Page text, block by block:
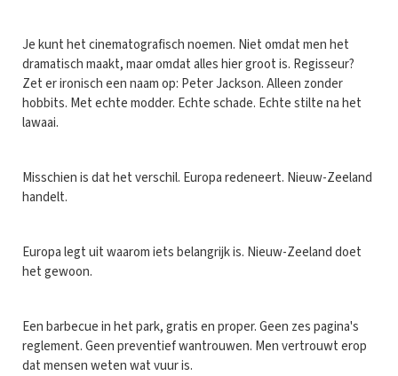
Je kunt het cinematografisch noemen. Niet omdat men het
dramatisch maakt, maar omdat alles hier groot is. Regisseur?
Zet er ironisch een naam op: Peter Jackson. Alleen zonder
hobbits. Met echte modder. Echte schade. Echte stilte na het
lawaai.
Misschien is dat het verschil. Europa redeneert. Nieuw-Zeeland
handelt.
Europa legt uit waarom iets belangrijk is. Nieuw-Zeeland doet
het gewoon.
Een barbecue in het park, gratis en proper. Geen zes pagina's
reglement. Geen preventief wantrouwen. Men vertrouwt erop
dat mensen weten wat vuur is.